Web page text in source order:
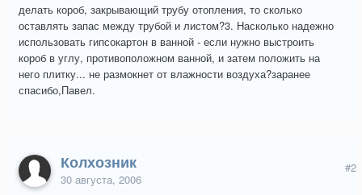
делать короб, закрывающий трубу отопления, то сколько
оставлять запас между трубой и листом?3. Насколько надежно
использовать гипсокартон в ванной - если нужно выстроить
короб в углу, противоположном ванной, и затем положить на
него плитку... не размокнет от влажности воздуха?заранее
спасибо,Павел.
Колхозник
30 августа, 2006
#2